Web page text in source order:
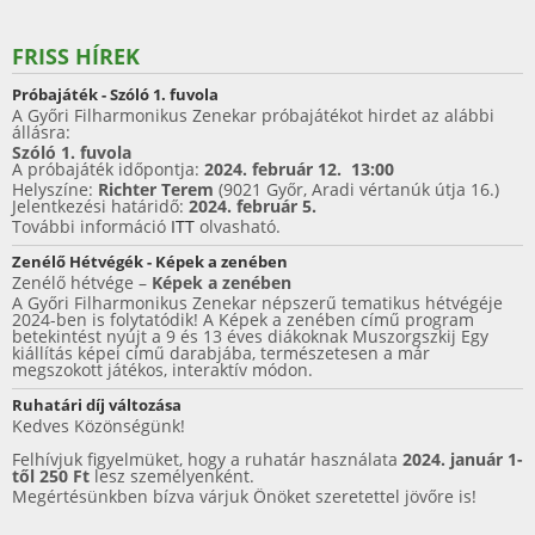
c
e
b
o
o
k
itt
er e
st
e
FRISS HÍREK
Próbajáték - Szóló 1. fuvola
A Győri Filharmonikus Zenekar próbajátékot hirdet az alábbi
állásra:
Szóló 1. fuvola
A próbajáték időpontja: 2024. február 12. 13:00
Helyszíne: Richter Terem (9021 Győr, Aradi vértanúk útja 16.)
Jelentkezési határidő: 2024. február 5.
További információ ITT olvasható.
Zenélő Hétvégék - Képek a zenében
Zenélő hétvége – Képek a zenében
A Győri Filharmonikus Zenekar népszerű tematikus hétvégéje
2024-ben is folytatódik! A Képek a zenében című program
betekintést nyújt a 9 és 13 éves diákoknak Muszorgszkij Egy
kiállítás képei című darabjába, természetesen a már
megszokott játékos, interaktív módon.
Ruhatári díj változása
Kedves Közönségünk!
Felhívjuk figyelmüket, hogy a ruhatár használata 2024. január 1-
től 250 Ft lesz személyenként.
Megértésünkben bízva várjuk Önöket szeretettel jövőre is!